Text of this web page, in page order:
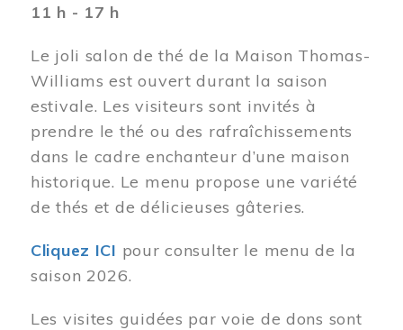
11 h - 17 h
Le joli salon de thé de la Maison Thomas-
Williams est ouvert durant la saison
estivale. Les visiteurs sont invités à
prendre le thé ou des rafraîchissements
dans le cadre enchanteur d’une maison
historique. Le menu propose une variété
de thés et de délicieuses gâteries.
Cliquez ICI pour consulter le menu de la
saison 2026.
Les visites guidées par voie de dons sont